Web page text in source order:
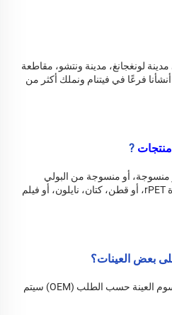
منتجات ?